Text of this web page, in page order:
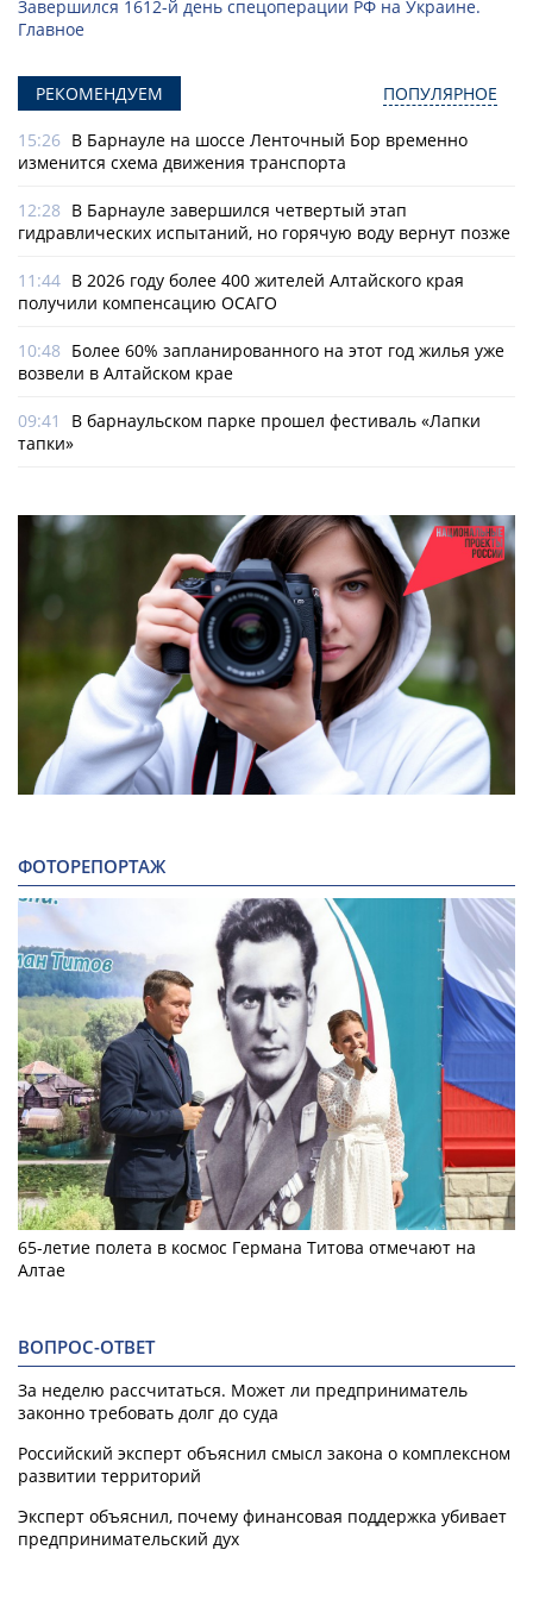
Завершился 1612-й день спецоперации РФ на Украине.
Главное
РЕКОМЕНДУЕМ ПОПУЛЯРНОЕ
15:26 В Барнауле на шоссе Ленточный Бор временно
изменится схема движения транспорта
12:28 В Барнауле завершился четвертый этап
гидравлических испытаний, но горячую воду вернут позже
11:44 В 2026 году более 400 жителей Алтайского края
получили компенсацию ОСАГО
10:48 Более 60% запланированного на этот год жилья уже
возвели в Алтайском крае
09:41
В барнаульском парке прошел фестиваль «Лапки
тапки»
ФОТОРЕПОРТАЖ
65-летие полета в космос Германа Титова отмечают на
Алтае
ВОПРОС-ОТВЕТ
За неделю рассчитаться. Может ли предприниматель
законно требовать долг до суда
Российский эксперт объяснил смысл закона о комплексном
развитии территорий
Эксперт объяснил, почему финансовая поддержка убивает
предпринимательский дух